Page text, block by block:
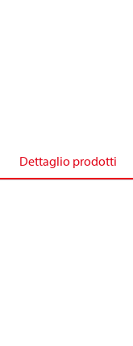
Dettaglio prodotti